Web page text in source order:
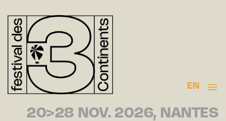
EN
20>28 NOV. 2026, NANTES